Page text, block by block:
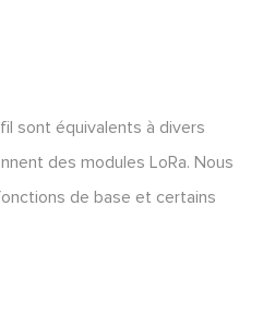
sont équivalents à divers
des modules LoRa. Nous
de base et certains